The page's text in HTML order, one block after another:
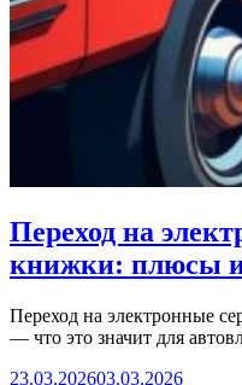
Переход на
книжки: плюсы
Переход на электронные
— что это значит для
23.03.202603.03.2026